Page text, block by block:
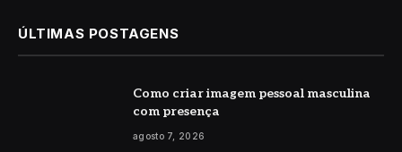
ÚLTIMAS POSTAGENS
Como criar imagem pessoal masculina
com presença
agosto 7, 2026